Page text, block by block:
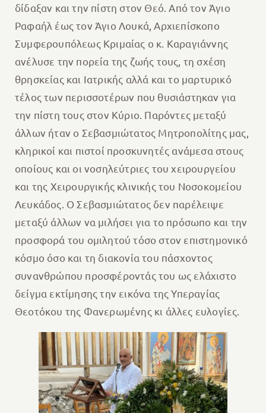
δίδαξαν και την πίστη στον Θεό. Από τον Άγιο
Ραφαήλ έως τον Άγιο Λουκά, Αρχιεπίσκοπο
Συμφερουπόλεως Κριμαίας ο κ. Καραγιάννης
ανέλυσε την πορεία της ζωής τους, τη σχέση
θρησκείας και Ιατρικής αλλά και το μαρτυρικό
τέλος των περισσοτέρων που θυσιάστηκαν για
την πίστη τους στον Κύριο. Παρόντες μεταξύ
άλλων ήταν ο Σεβασμιώτατος Μητροπολίτης μας,
κληρικοί και πιστοί προσκυνητές ανάμεσα στους
οποίους και οι νοσηλεύτριες του χειρουργείου
και της Χειρουργικής κλινικής του Νοσοκομείου
Λευκάδος. Ο Σεβασμιώτατος δεν παρέλειψε
μεταξύ άλλων να μιλήσει για το πρόσωπο και την
προσφορά του ομιλητού τόσο στον επιστημονικό
κόσμο όσο και τη διακονία του πάσχοντος
συνανθρώπου προσφέροντάς του ως ελάχιστο
δείγμα εκτίμησης την εικόνα της Υπεραγίας
Θεοτόκου της Φανερωμένης κι άλλες ευλογίες.